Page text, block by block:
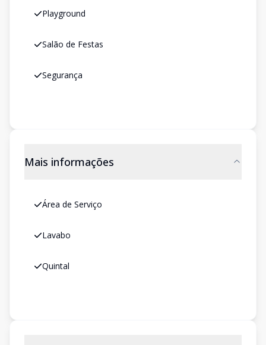
Playground
Salão de Festas
Segurança
Mais informações
Área de Serviço
Lavabo
Quintal